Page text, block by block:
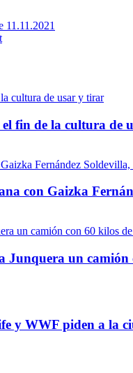
11.11.2021
fin de la cultura de
con Gaizka
Junquera un
y WWF piden a la